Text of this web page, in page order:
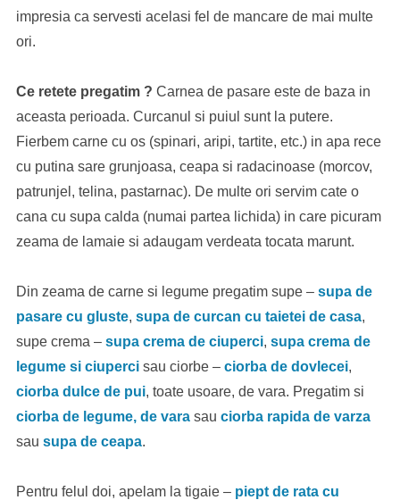
impresia ca servesti acelasi fel de mancare de mai multe
ori.
Ce retete pregatim ? Carnea de pasare este de baza in
aceasta perioada. Curcanul si puiul sunt la putere.
Fierbem carne cu os (spinari, aripi, tartite, etc.) in apa rece
cu putina sare grunjoasa, ceapa si radacinoase (morcov,
patrunjel, telina, pastarnac). De multe ori servim cate o
cana cu supa calda (numai partea lichida) in care picuram
zeama de lamaie si adaugam verdeata tocata marunt.
Din zeama de carne si legume pregatim supe – supa de
pasare cu gluste, supa de curcan cu taietei de casa,
supe crema – supa crema de ciuperci, supa crema de
legume si ciupercisau ciorbe – ciorba de dovlecei,
ciorba dulce de pui, toate usoare, de vara. Pregatim si
ciorba de legume, de varasau ciorba rapida de varza
sau supa de ceapa.
Pentru felul doi, apelam la tigaie – piept de rata cu